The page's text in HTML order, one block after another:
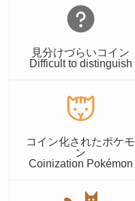
見分けづらいコイン
Difficult to distinguish
コイン化されたポケモ
ン
Coinization Pokémon